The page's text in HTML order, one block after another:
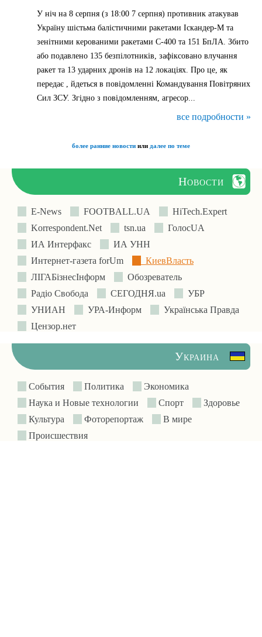
У ніч на 8 серпня (з 18:00 7 серпня) противник атакував
Україну шістьма балістичними ракетами Іскандер-М та
зенітними керованими ракетами С-400 та 151 БпЛА. Збито
або подавлено 135 безпілотників, зафіксовано влучання
ракет та 13 ударних дронів на 12 локаціях. Про це, як
передає , йдеться в повідомленні Командування Повітряних
Сил ЗСУ. Згідно з повідомленням, агресор...
все подробности »
более ранние новости или далее по теме
Новости
E-News FOOTBALL.UA
HiTech.Expert
Korrespondent.Net
tsn.ua
ГолосUA
ИА Интерфакс
ИА УНН
Интернет-газета forUm
КиевВласть
ЛIГАБiзнесIнформ
Обозреватель
Радіо Свобода
СЕГОДНЯ.ua
УБР
УНИАН
УРА-Информ
Українська Правда
Цензор.нет
Украина
События Политика
Экономика
Наука и Новые технологии
Спорт
Здоровье
Культура
Фоторепортаж
В мире
Происшествия